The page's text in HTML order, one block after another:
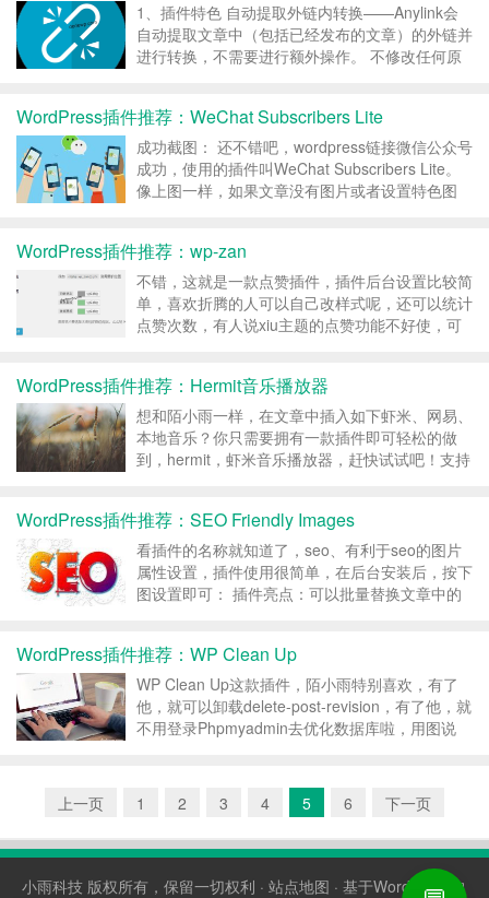
1、插件特色 自动提取外链内转换——Anylink会
自动提取文章中（包括已经发布的文章）的外链并
进行转换，不需要进行额外操作。 不修改任何原
插件均不会留下痕迹。 允许自定义链...
WordPress插件推荐：WeChat Subscribers Lite
成功截图： 还不错吧，wordpress链接微信公众号
成功，使用的插件叫WeChat Subscribers Lite。
像上图一样，如果文章没有图片或者设置特色图
公众号二维码，欢迎订阅！...
WordPress插件推荐：wp-zan
不错，这就是一款点赞插件，插件后台设置比较简
单，喜欢折腾的人可以自己改样式呢，还可以统计
点赞次数，有人说xiu主题的点赞功能不好使，可
下载地址： 下载 插件安装方法...
WordPress插件推荐：Hermit音乐播放器
想和陌小雨一样，在文章中插入如下虾米、网易、
本地音乐？你只需要拥有一款插件即可轻松的做
到，hermit，虾米音乐播放器，赶快试试吧！支持
WordPress插件推荐：SEO Friendly Images
看插件的名称就知道了，seo、有利于seo的图片
属性设置，插件使用很简单，在后台安装后，按下
图设置即可： 插件亮点：可以批量替换文章中的
装界面，搜索SEO Friendly Ima...
WordPress插件推荐：WP Clean Up
WP Clean Up这款插件，陌小雨特别喜欢，有了
他，就可以卸载delete-post-revision，有了他，就
不用登录Phpmyadmin去优化数据库啦，用图说
上一页
1 2 3 4 5 6 下一页
小雨科技 版权所有，保留一切权利 · 站点地图 · 基于WordPress构